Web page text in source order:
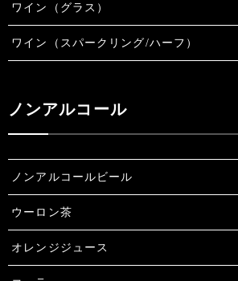
ワイン（グラス）
ワイン（スパークリング/ハーフ）
ノンアルコール
ノンアルコールビール
ウーロン茶
オレンジジュース